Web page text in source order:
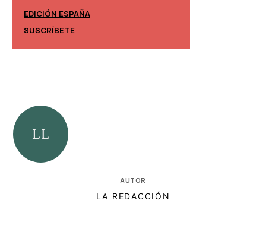
EDICIÓN ESPAÑA
SUSCRÍBETE
AUTOR
LA REDACCIÓN